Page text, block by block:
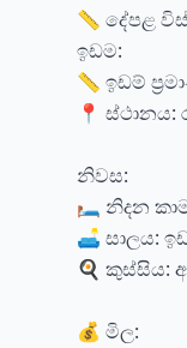
📏 දේපළ
ඉඩම:
📏 ඉඩම්
📍
නිවස:
🛏️ නිදන
🛋️ සාලය:
🍳 කුස්සිය:
💰 මිල: